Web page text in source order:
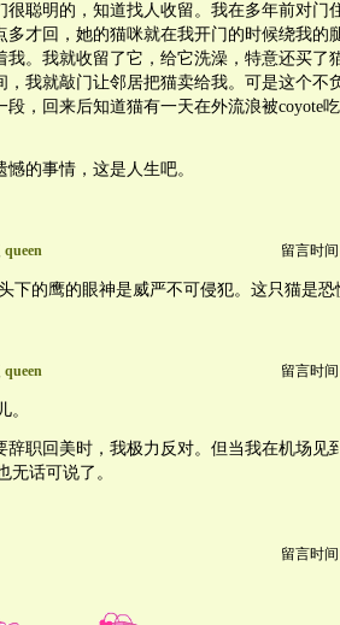
很聪明的，知道找人收留。我在多年前对门
多才回，她的猫咪就在我开门的时候绕我的
我。我就收留了它，给它洗澡，特意还买了
，我就敲门让邻居把猫卖给我。可是这个不
段，回来后知道猫有一天在外流浪被coyote
憾的事情，这是人生吧。
queen 留言时间
下的鹰的眼神是威严不可侵犯。这只猫是
queen 留言时间
。
辞职回美时，我极力反对。但当我在机场见
无话可说了。
留言时间